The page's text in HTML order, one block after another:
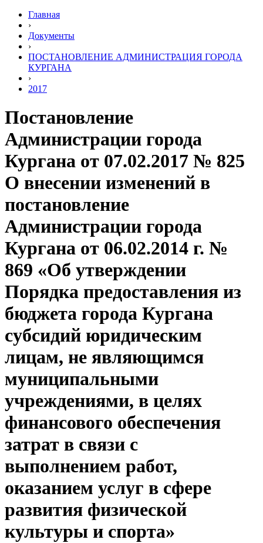
Главная
›
Документы
›
ПОСТАНОВЛЕНИЕ АДМИНИСТРАЦИЯ ГОРОДА
КУРГАНА
›
2017
Постановление
Администрации города
Кургана от 07.02.2017 № 825
О внесении изменений в
постановление
Администрации города
Кургана от 06.02.2014 г. №
869 «Об утверждении
Порядка предоставления из
бюджета города Кургана
субсидий юридическим
лицам, не являющимся
муниципальными
учреждениями, в целях
финансового обеспечения
затрат в связи с
выполнением работ,
оказанием услуг в сфере
развития физической
культуры и спорта»